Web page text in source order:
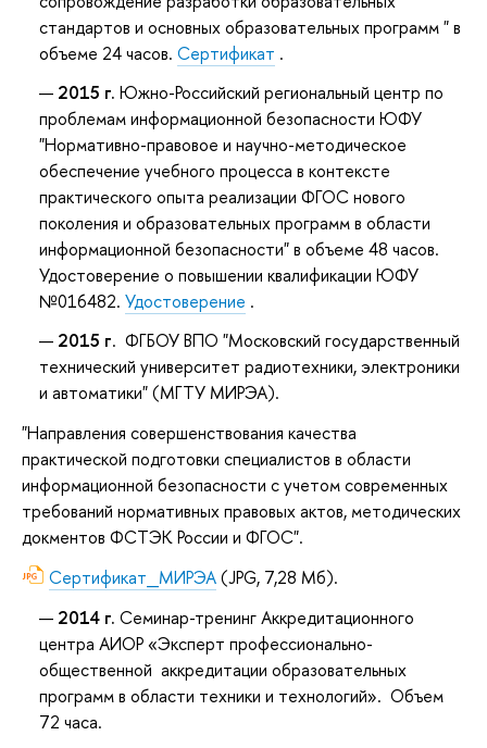
стандартов и основных образовательных программ " в
объеме 24 часов. Сертификат .
2015 г. Южно-Российский региональный центр по
проблемам информационной безопасности ЮФУ
"Нормативно-правовое и научно-методическое
обеспечение учебного процесса в контексте
практического опыта реализации ФГОС нового
поколения и образовательных программ в области
информационной безопасности" в объеме 48 часов.
Удостоверение о повышении квалификации ЮФУ
№016482. Удостоверение .
2015 г. ФГБОУ ВПО "Московский государственный
технический университет радиотехники, электроники
и автоматики" (МГТУ МИРЭА).
"Направления совершенствования качества
практической подготовки специалистов в области
информационной безопасности с учетом современных
требований нормативных правовых актов, методических
докментов ФСТЭК России и ФГОС".
Сертификат_МИРЭА(JPG, 7,28 Мб).
2014 г. Семинар-тренинг Аккредитационного
центра АИОР «Эксперт профессионально-
общественной аккредитации образовательных
программ в области техники и технологий». Объем
72 часа.